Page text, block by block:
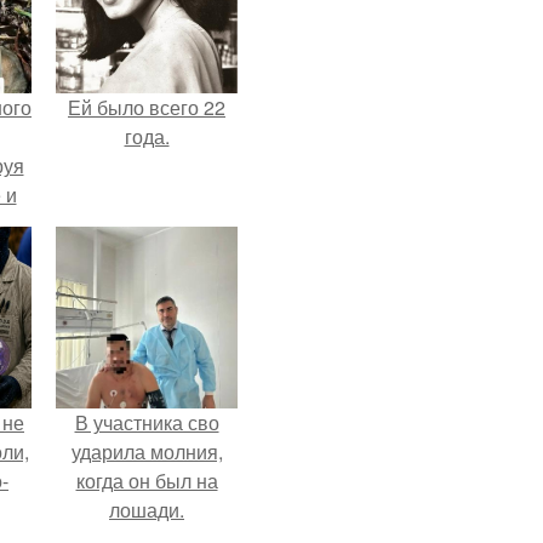
и
в
Ей было всего 22
года.
В участника сво
ударила молния,
когда он был на
лошади.